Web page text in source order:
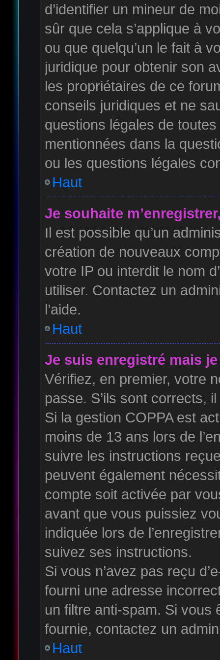
d’identifier un mineur de
sûr que cela s’applique à
ou que quelqu’un le fait à
juridique pour obtenir son
les propriétaires de ce
conseils juridiques et ne
questions légales de
mentionnées dans la
ou les questions légales
Haut
Je souhaite
Il est possible qu’un
création de nouveaux
votre IP ou interdit le nom
utiliser. Contactez un
l’aide.
Haut
Je suis enregistré mais
Vérifiez, en premier, votre
passe. S’ils sont corrects,
Si la gestion COPPA est
moins de 13 ans lors de
suivre les instructions
peuvent également
compte soit activée par
avant que vous puissiez
indiquée lors de
suivez ses instructions.
Si vous n’avez pas reçu
fourni une adresse
un filtre anti-spam. Si vous
fournie, contactez un
Haut